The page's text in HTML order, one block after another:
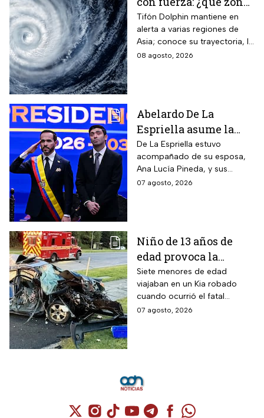
están en alerta?
Tifón Dolphin mantiene en
alerta a varias regiones de
Asia; conoce su trayectoria, la
fuerza de sus vientos y qué se
08 agosto, 2026
Abelardo De La
Espriella asume la
presidencia de
Colombia; así fue su
atípica investidura en
Cali
De La Espriella estuvo
acompañado de su esposa,
Ana Lucía Pineda, y sus
cuatro hijos, además de los
07 agosto, 2026
Niño de 13 años de
edad provoca la
muerte un hombre de
58 años y deja 6
lesionados
Siete menores de edad
viajaban en un Kia robado
cuando ocurrió el fatal
accidente en Maryland; la
07 agosto, 2026
Cuenta de X / Twitter (se abre en una
Cuenta de Instagram (se abre en una
Cuenta de TikTok (se abre en
Cuenta de YouTube (se abre
Cuenta de Telegram (se
Cuenta de
Cuenta de